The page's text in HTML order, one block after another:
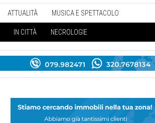
ATTUALITÀ MUSICA E SPETTACOLO
IN CITTÀ NECROLOGIE